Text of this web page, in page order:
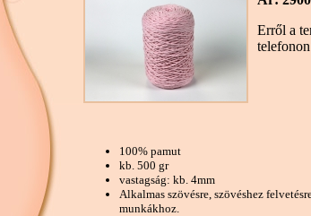
Erről a
100% pamut
kb. 500 gr
vastagság: kb. 4mm
Alkalmas szövésre, szövéshez
munkákhoz.